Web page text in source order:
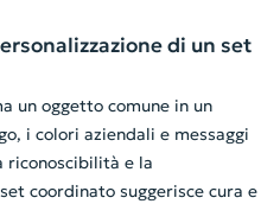
di un set
un oggetto comune in un
i colori aziendali e messaggi
riconoscibilità e la
coordinato suggerisce cura e